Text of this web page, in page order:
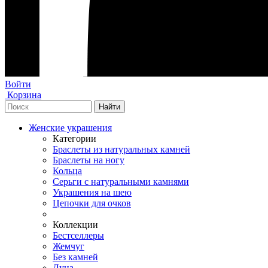
Войти
Корзина
Женские украшения
Категории
Браслеты из натуральных камней
Браслеты на ногу
Кольца
Серьги с натуральными камнями
Украшения на шею
Цепочки для очков
Коллекции
Бестселлеры
Жемчуг
Без камней